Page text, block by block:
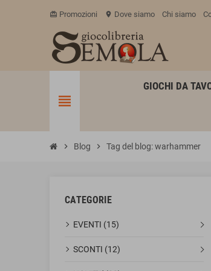
card_giftcard Promozioni location_on Dove siamo Chi siamo
view_headline
GIOCHI DA
chevron_right Blog chevron_right Tag del blog: warhammer
CATEGORIE
EVENTI (15)
SCONTI (12)